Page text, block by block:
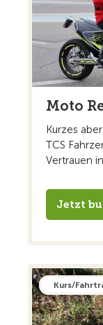
Moto
Kurzes
TCS
Vertrauen in
Jetzt
Kurs/